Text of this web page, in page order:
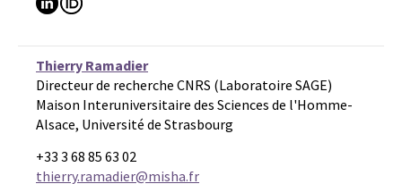
Thierry Ramadier
Directeur de recherche CNRS (Laboratoire SAGE)
Maison Interuniversitaire des Sciences de l'Homme-
Alsace, Université de Strasbourg
+33 3 68 85 63 02
thierry.ramadier@misha.fr